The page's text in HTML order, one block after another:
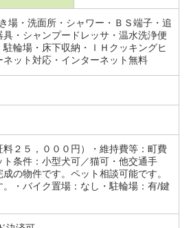
場・洗面所・シャワー・ＢＳ端子・追
・シャンプードレッサ・温水洗浄便
輪場・床下収納・ＩＨクッキングヒ
ット対応・インターネット無料
２５，０００円）・維持費等：町費
条件：小型犬可／猫可・他交通手
の物件です。ペット相談可能です。
・バイク置場：なし・駐輪場：有/鍵